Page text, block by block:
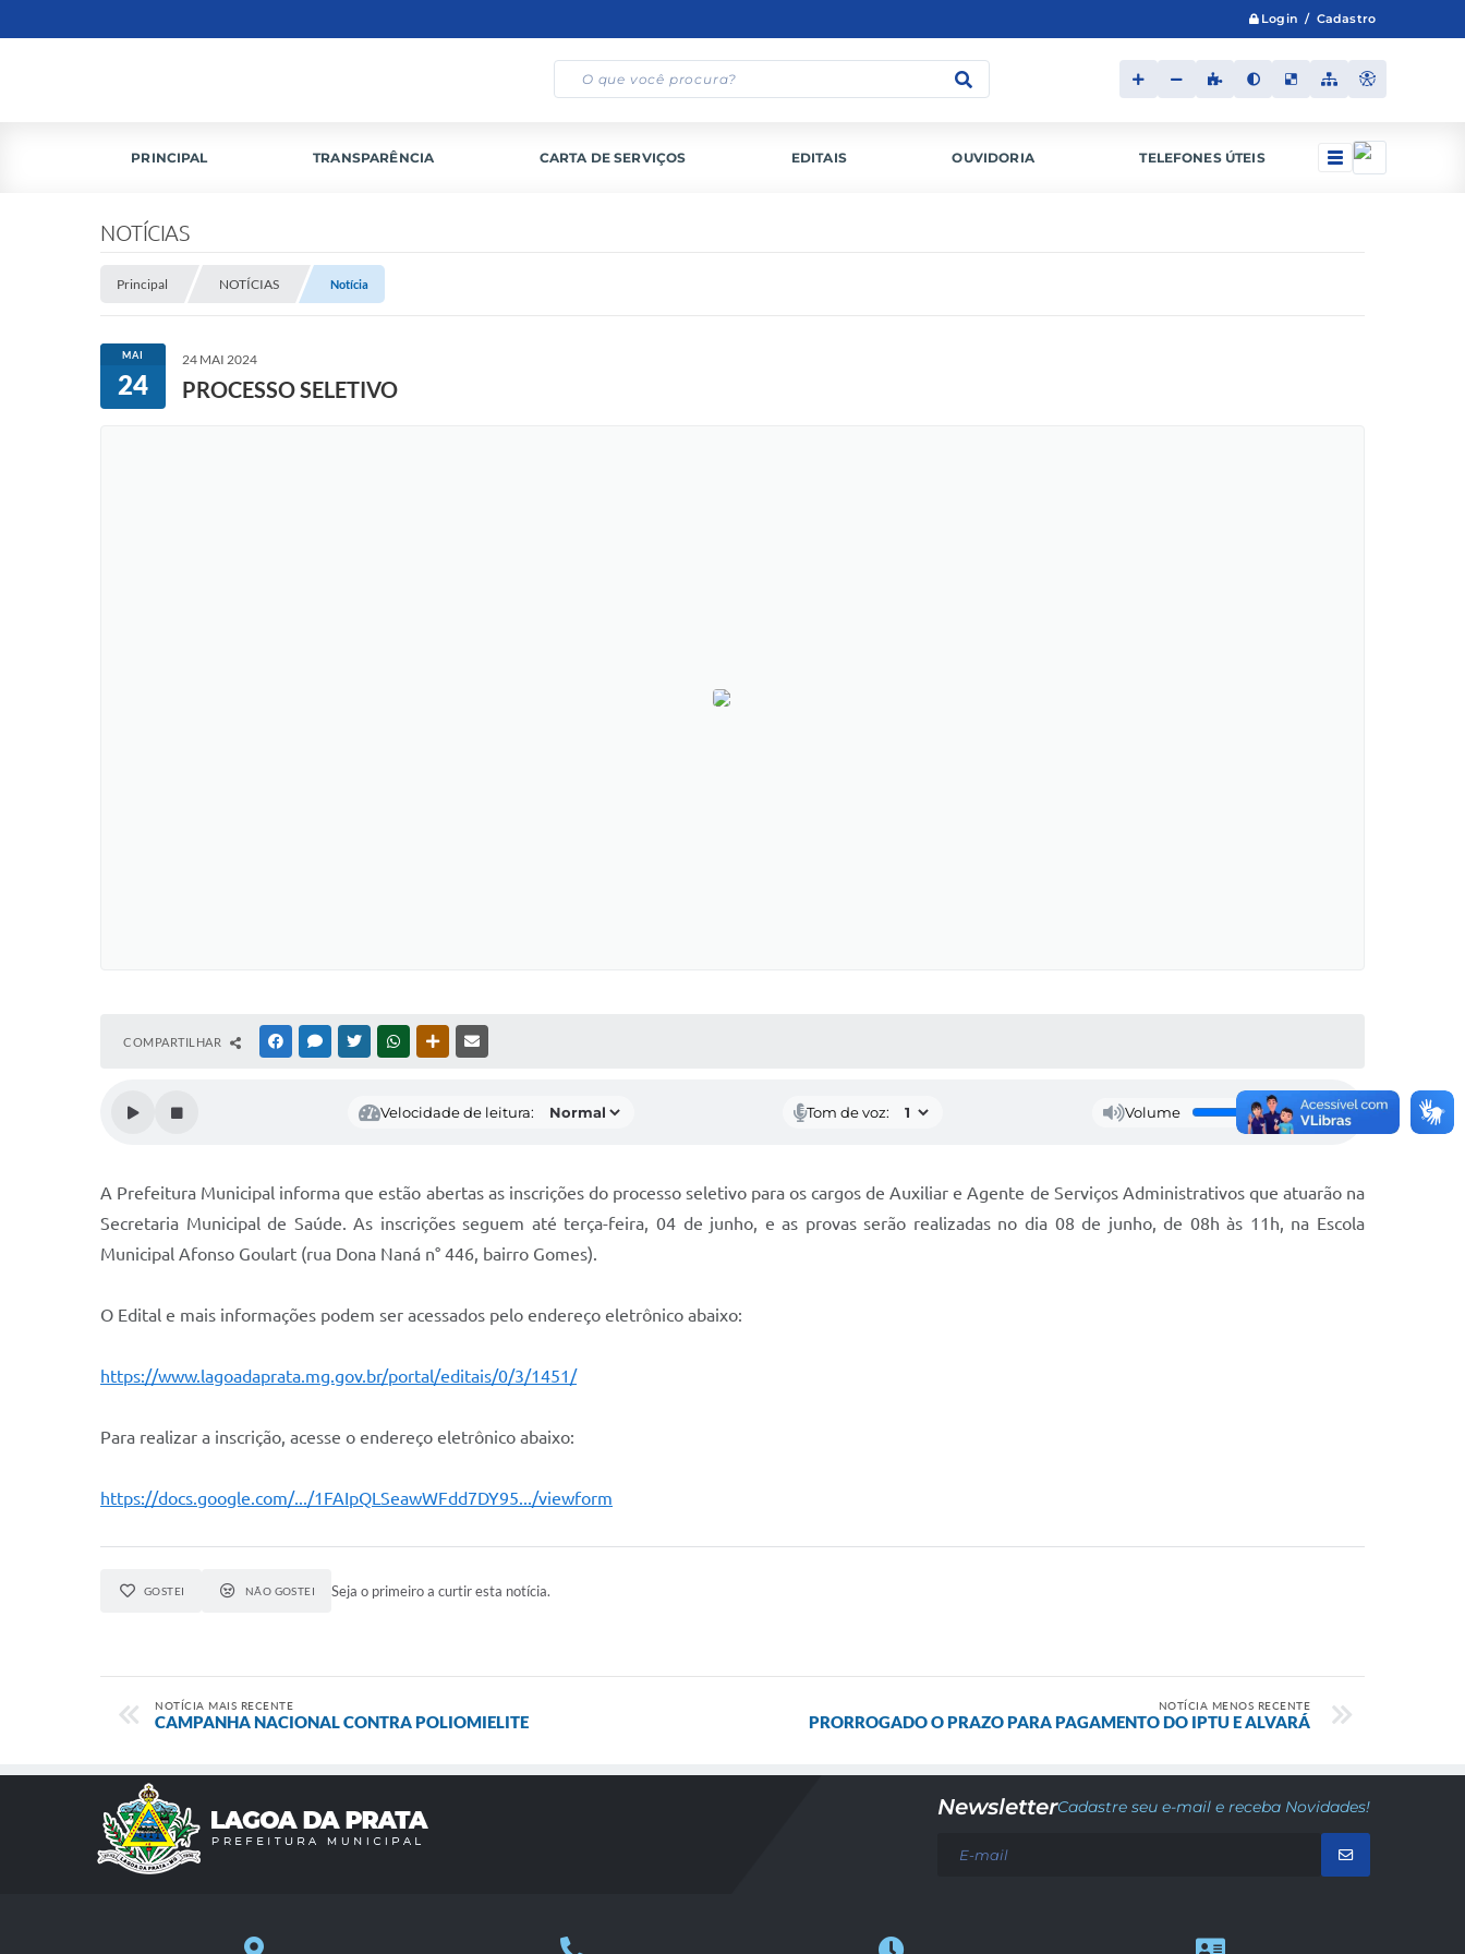
Login / Cadastro
PRINCIPAL TRANSPARÊNCIA CARTA DE SERVIÇOS EDITAIS OUVIDORIA TELEFONES ÚTEIS
NOTÍCIAS
Principal NOTÍCIAS Notícia
MAI
24
24 MAI 2024
PROCESSO SELETIVO
COMPARTILHAR FACEBOOKMESSENGER
TWITTERWHATSAPPOUTRAS MÍDIAS
Velocidade de leitura: Tom de voz: Volume
A Prefeitura Municipal informa que estão abertas as inscrições do processo seletivo para os cargos de Auxiliar e Agente de Serviços Administrativos que atuarão na
Secretaria Municipal de Saúde. As inscrições seguem até terça-feira, 04 de junho, e as provas serão realizadas no dia 08 de junho, de 08h às 11h, na Escola
Municipal Afonso Goulart (rua Dona Naná n° 446, bairro Gomes).
O Edital e mais informações podem ser acessados pelo endereço eletrônico abaixo:
https://www.lagoadaprata.mg.gov.br/portal/editais/0/3/1451/
Para realizar a inscrição, acesse o endereço eletrônico abaixo:
https://docs.google.com/.../1FAIpQLSeawWFdd7DY95.../viewform
GOSTEI NÃO GOSTEI Seja o primeiro a curtir esta notícia.
NOTÍCIA MAIS RECENTE
CAMPANHA NACIONAL CONTRA POLIOMIELITE
NOTÍCIA MENOS RECENTE
PRORROGADO O PRAZO PARA PAGAMENTO DO IPTU E ALVARÁ
NewsletterCadastre seu e-mail e receba Novidades!